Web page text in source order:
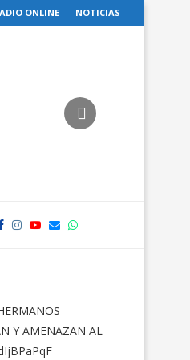
ONLINE NOTICIAS
Y AMENAZAN AL